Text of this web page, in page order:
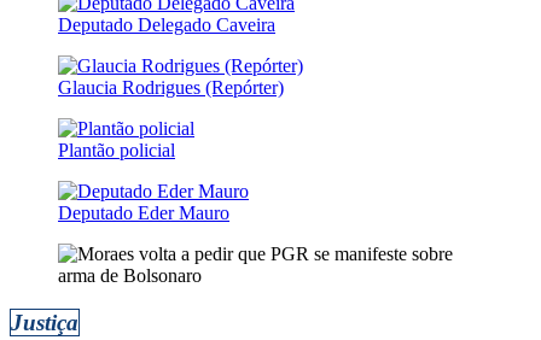
Deputado Delegado Caveira
Glaucia Rodrigues (Repórter)
Plantão policial
Deputado Eder Mauro
Justiça